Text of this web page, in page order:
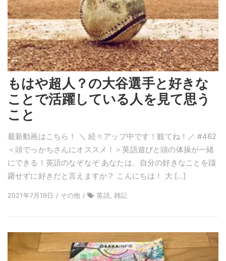
もはや超人？の大谷選手と好きな
ことで活躍している人を見て思う
こと
最新動画はこちら！ ＼ 続々アップ中です！観てね！／ #462
＜頭でっかちさんにオススメ！＞英語遊びと頭の体操が一緒
にできる！英語のなぞなぞ あなたは、自分の好きなことを躊
躇せずに好きだと言えますか？ こんにちは！ 大 […]
2021年7月19日 / その他 / 英語, 雑記